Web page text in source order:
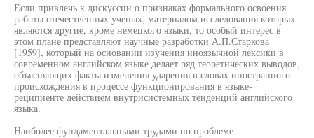
Если привлечь к дискуссии о признаках формального освоения
работы отечественных ученых, материалом исследования которых
являются другие, кроме немецкого языки, то особый интерес в
этом плане представляют научные разработки А.П.Старкова
[1959], который на основании изучения иноязычной лексики в
современном английском языке делает ряд теоретических выводов,
объясняющих факты изменения ударения в словах иностранного
происхождения в процессе функционирования в языке-
реципиенте действием внутрисистемных тенденций английского
языка.
Наиболее фундаментальными трудами по проблеме